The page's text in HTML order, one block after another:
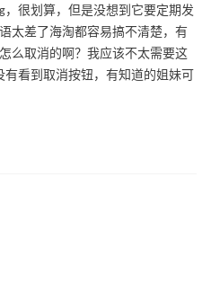
，很划算，但是没想到它要定期发
太差了海淘都容易搞不清楚，有
么取消的啊？我应该不太需要这
看到取消按钮，有知道的姐妹可